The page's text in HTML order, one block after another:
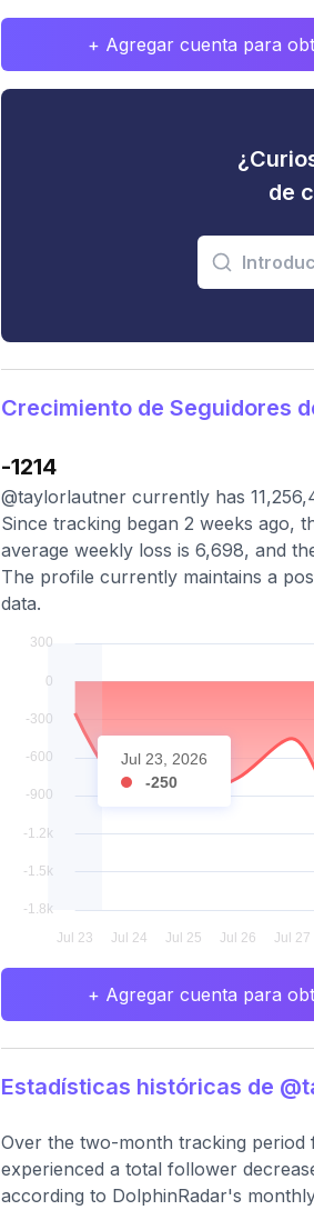
+ Agregar cuenta para
de
Crecimiento de Seguidores
-1214
@taylorlautner currently has
Since tracking began 2 weeks ago,
average weekly loss is 6,698, and
The profile currently maintains a
data.
Jul 23, 2026
-250
+ Agregar cuenta para
Estadísticas históricas de
Over the two-month tracking period
experienced a total follower
according to DolphinRadar's